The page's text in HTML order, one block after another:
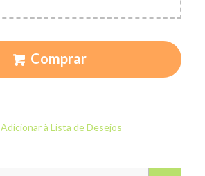
Comprar
Adicionar à Lista de Desejos